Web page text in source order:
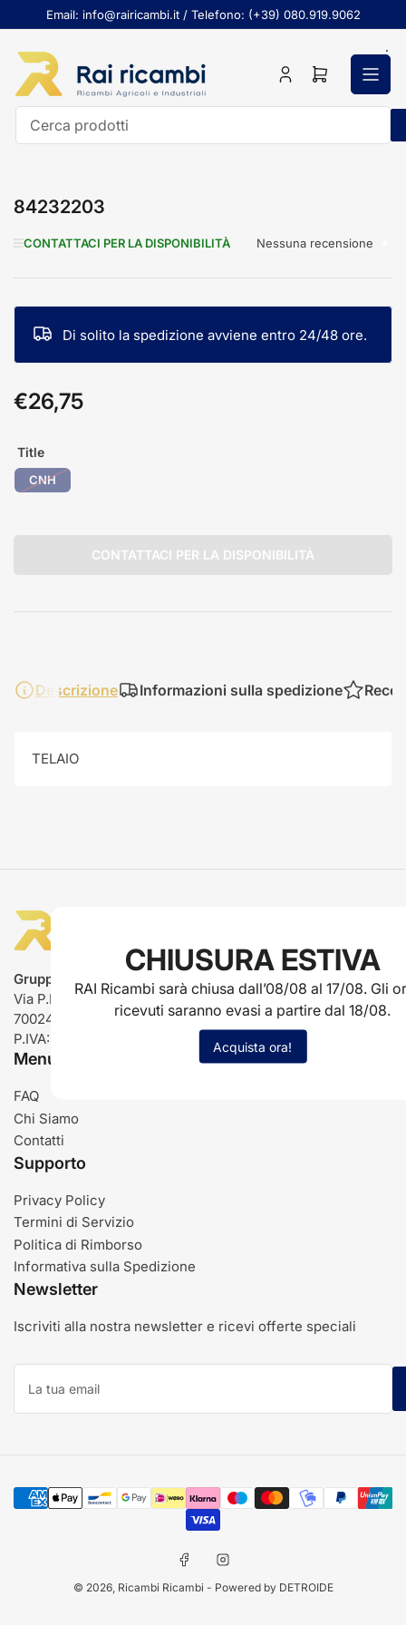
al
contenuto
Email: info@rairicambi.it / Telefono: (+39) 080.919.9062
AccediApri
84232203
CONTATTACI PER LA DISPONIBILITÀ Nessuna recensione
Di solito la spedizione avviene entro 24/48 ore.
Prezzo
standard
€26,75
Title
CNH
CONTATTACI PER LA DISPONIBILITÀ
Descrizione Informazioni sulla spedizione
TELAIO
Gruppo Rai ricambi
Via P.L. Nervi, 66
70024 Gravina in Puglia (BA)
P.IVA: IT03485840726
Menu
FAQ
Chi Siamo
Contatti
Supporto
Privacy Policy
Termini di Servizio
Politica di Rimborso
Informativa sulla Spedizione
Newsletter
Iscriviti alla nostra newsletter e ricevi offerte speciali
La
tua
Modalità
di
pagamento
FacebookInstagram
© 2026, Ricambi Ricambi - Powered by DETROIDE
CHIUSURA ESTIVA
RAI Ricambi sarà chiusa dall’08/08 al 17/08. Gli
ricevuti saranno evasi a partire dal 18/08.
Acquista ora!